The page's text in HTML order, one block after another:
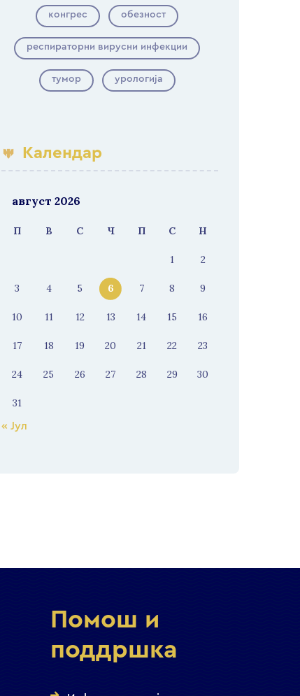
конгрес обезност
респираторни вирусни инфекции
тумор урологија
Календар
август 2026
П В С Ч П С Н
1 2
3 4 5 6 7 8 9
10 11 12 13 14 15 16
17 18 19 20 21 22 23
24 25 26 27 28 29 30
31
« Јул
Помош и
поддршка